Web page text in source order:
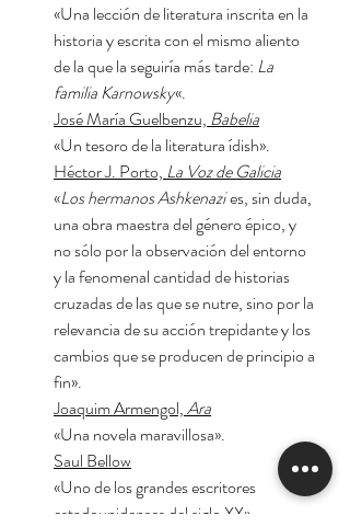
«Una lección de literatura inscrita en la
historia y escrita con el mismo aliento
de la que la seguiría más tarde: La
familia Karnowsky«.
José María Guelbenzu, Babelia
«Un tesoro de la literatura ídish».
Héctor J. Porto, La Voz de Galicia
«Los hermanos Ashkenazies, sin duda,
una obra maestra del género épico, y
no sólo por la observación del entorno
y la fenomenal cantidad de historias
cruzadas de las que se nutre, sino por la
relevancia de su acción trepidante y los
cambios que se producen de principio a
fin».
Joaquim Armengol,Ara
«Una novela maravillosa».
Saul Bellow
«Uno de los grandes escritores
estadounidenses del siglo XX».